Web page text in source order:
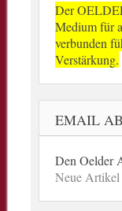
Der
Medium für
verbunden
Verstärkung.
EMAIL
Den Oelder
Neue